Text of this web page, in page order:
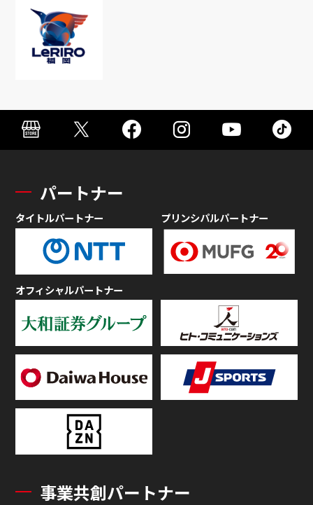
パートナー
タイトルパートナー プリンシパルパートナー
オフィシャルパートナー
事業共創パートナー